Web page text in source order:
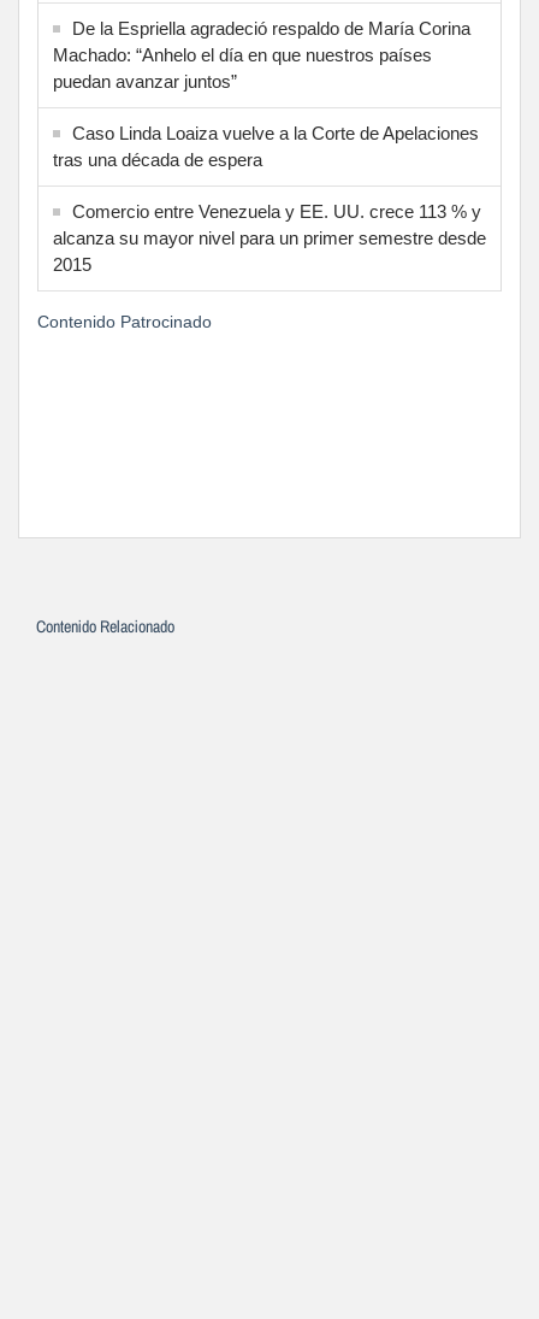
De la Espriella agradeció respaldo de María Corina
Machado: “Anhelo el día en que nuestros países
puedan avanzar juntos”
Caso Linda Loaiza vuelve a la Corte de Apelaciones
tras una década de espera
Comercio entre Venezuela y EE. UU. crece 113 % y
alcanza su mayor nivel para un primer semestre desde
2015
Contenido Patrocinado
Contenido Relacionado